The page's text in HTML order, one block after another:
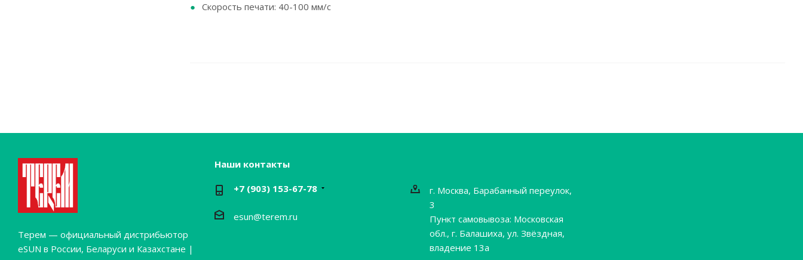
Скорость печати: 40-100 мм/с
Терем — официальный дистрибьютор
eSUN в России, Беларуси и Казахстане |
Наши контакты
+7 (903) 153-67-78
esun@terem.ru
г. Москва, Барабанный переулок,
3
Пункт самовывоза: Московская
обл., г. Балашиха, ул. Звёздная,
владение 13а